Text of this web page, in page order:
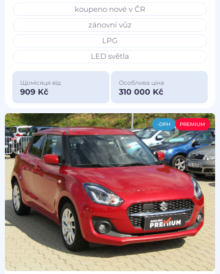
koupeno nové v ČR
zánovní vůz
LPG
LED světla
Щомісяця від
909 Kč
Особлива ціна
310 000 Kč
-DPH PREMIUM